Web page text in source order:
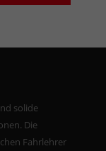
solide
Die
Fahrlehrer